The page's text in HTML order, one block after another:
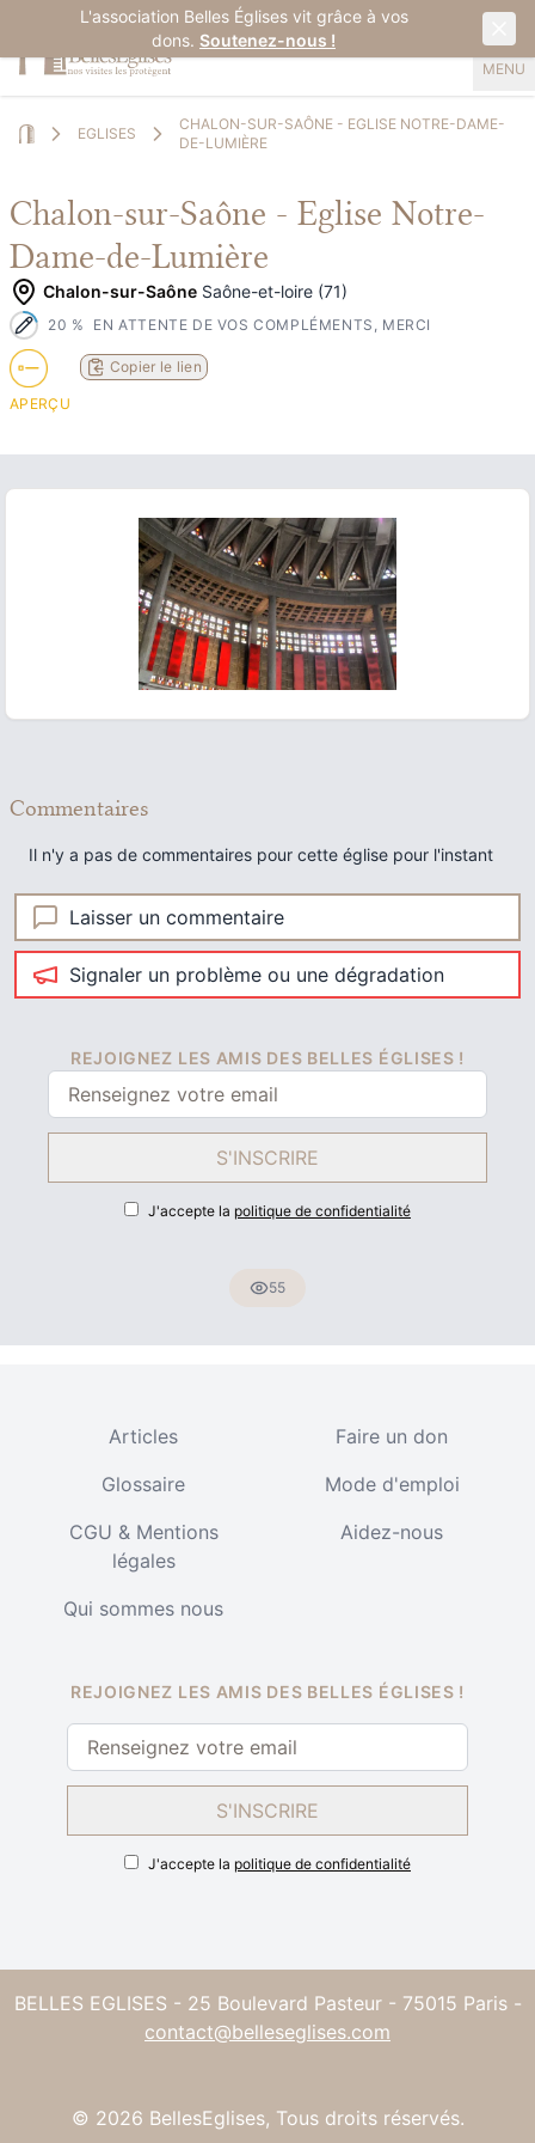
L'association Belles Églises vit grâce à vos
dons. Soutenez-nous !
MENU
EGLISES
CHALON-SUR-SAÔNE - EGLISE NOTRE-DAME-
DE-LUMIÈRE
Chalon-sur-Saône - Eglise Notre-
Dame-de-Lumière
Chalon-sur-Saône Saône-et-loire (71)
20 % EN ATTENTE DE VOS COMPLÉMENTS, MERCI
APERÇU
Copier le lien
Commentaires
Il n'y a pas de commentaires pour cette église pour l'instant
Laisser un commentaire
Signaler un problème ou une dégradation
REJOIGNEZ LES AMIS DES BELLES ÉGLISES !
S'INSCRIRE
J'accepte la politique de confidentialité
55
Articles
Faire un don
Glossaire
Mode d'emploi
CGU & Mentions
légales
Aidez-nous
Qui sommes nous
REJOIGNEZ LES AMIS DES BELLES ÉGLISES !
S'INSCRIRE
J'accepte la politique de confidentialité
BELLES EGLISES - 25 Boulevard Pasteur - 75015 Paris -
contact@belleseglises.com
© 2026 BellesEglises, Tous droits réservés.